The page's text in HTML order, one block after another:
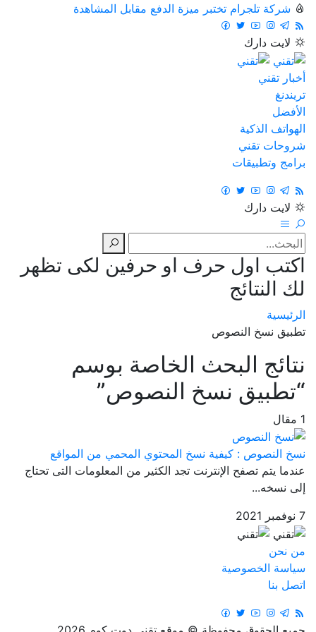
شركة تلجرام تختبر ميزة الدفع مقابل المشاهدة
لايت دارك
أخبار تقني
تريندنغ
الأفضل
الهواتف الذكية
شروحات تقني
برامج وتطبيقات
لايت دارك
اكتب اول حرف او حرفين لكى تظهر
لك النتائج
الرئيسية
تطبيق نسخ النصوص
نتائج البحث الخاصة بوسم
“تطبيق نسخ النصوص”
1 مقال
نسخ النصوص : كيفية نسخ المحتوي المحمي من المواقع
عندما يتم تصفح الإنترنت تجد الكثير من المعلومات التى تحتاج
إلى نسخه...
7 نوفمبر 2021
من نحن
سياسة الخصوصية
اتصل بنا